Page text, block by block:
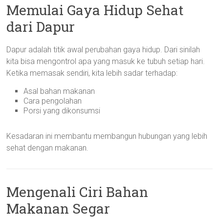
Memulai Gaya Hidup Sehat
dari Dapur
Dapur adalah titik awal perubahan gaya hidup. Dari sinilah
kita bisa mengontrol apa yang masuk ke tubuh setiap hari.
Ketika memasak sendiri, kita lebih sadar terhadap:
Asal bahan makanan
Cara pengolahan
Porsi yang dikonsumsi
Kesadaran ini membantu membangun hubungan yang lebih
sehat dengan makanan.
Mengenali Ciri Bahan
Makanan Segar